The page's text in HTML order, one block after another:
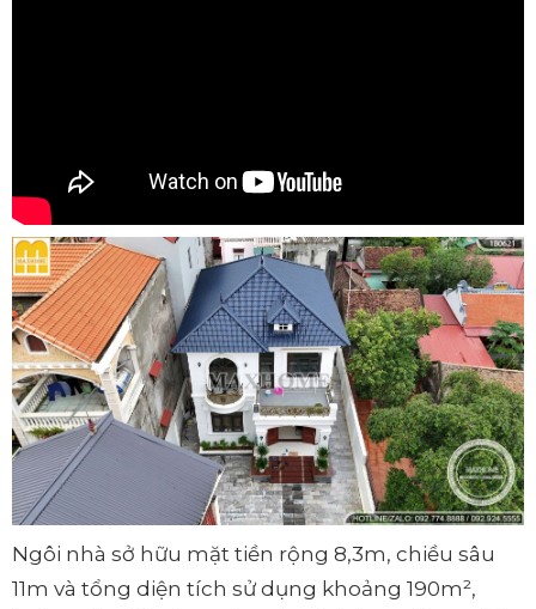
Ngôi nhà sở hữu mặt tiền rộng 8,3m, chiều sâu
11m và tổng diện tích sử dụng khoảng 190m²,